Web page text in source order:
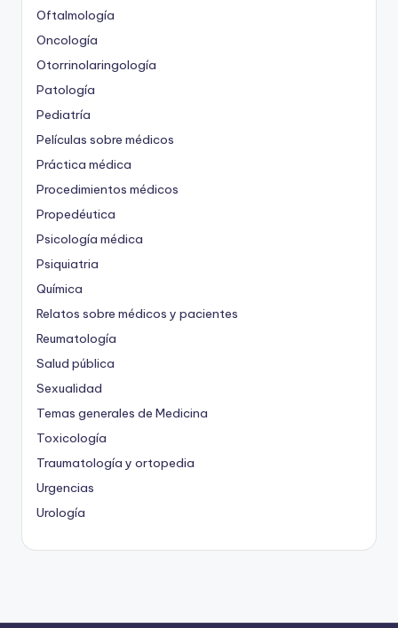
Oftalmología
Oncología
Otorrinolaringología
Patología
Pediatría
Películas sobre médicos
Práctica médica
Procedimientos médicos
Propedéutica
Psicología médica
Psiquiatria
Química
Relatos sobre médicos y pacientes
Reumatología
Salud pública
Sexualidad
Temas generales de Medicina
Toxicología
Traumatología y ortopedia
Urgencias
Urología